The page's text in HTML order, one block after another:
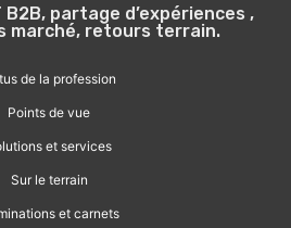
B2B, partage d’expériences ,
marché, retours terrain.
de la profession
Points de vue
et services
Sur le terrain
et carnets